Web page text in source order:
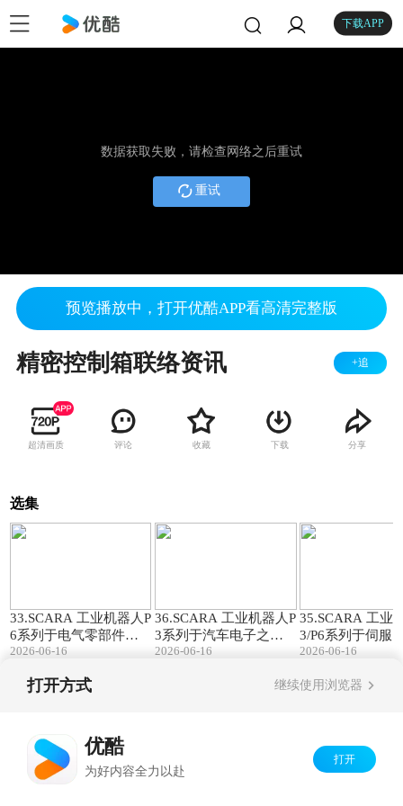
下载APP
数据获取失败，请检查网络之后重试
重试
预览播放中，打开优酷APP看高清完整版
精密控制箱联络资讯 +追
超清画质 评论 收藏 下载 分享
选集
33.SCARA 工业机器人P
6系列于电气零部件之
应用|长距抓取无界·直
2026-06-16
36.SCARA 工业机器人P
3系列于汽车电子之应
用|智控雷达摆盘·柔性
2026-06-16
35.SCARA 工业
3/P6系列于伺服
应用|机器人自动
2026-06-16
打开方式 继续使用浏览器
优酷
为好内容全力以赴
打开